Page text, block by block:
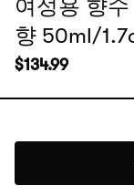
여성용 향
향 50ml/
$134.99